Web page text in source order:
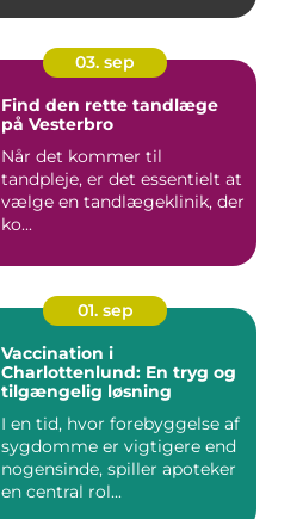
03. sep
Find den rette tandlæge
på Vesterbro
Når det kommer til
tandpleje, er det essentielt at
vælge en tandlægeklinik, der
ko...
01. sep
Vaccination i
Charlottenlund: En tryg og
tilgængelig løsning
I en tid, hvor forebyggelse af
sygdomme er vigtigere end
nogensinde, spiller apoteker
en central rol...